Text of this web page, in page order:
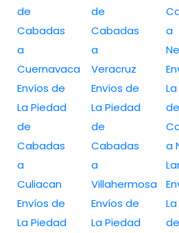
de
Cabadas
a
Cuernavaca
Envíos de
La Piedad
de
Cabadas
a
Culiacan
Envíos de
La Piedad
de
Cabadas
a
Veracruz
Envíos de
La Piedad
de
Cabadas
a
Villahermosa
Envíos de
La Piedad
a
de
a
de